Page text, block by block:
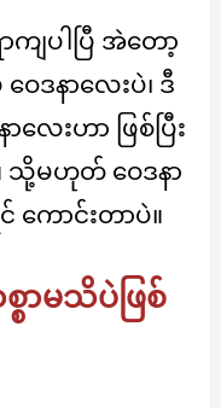
ာကျပါပြီ အဲတော့
ေဒနာလေးပဲ၊ ဒီ
ေးဟာ ဖြစ်ပြီး
သို့မဟုတ် ဝေဒနာ
ကောင်းတာပဲ။
ာမသိပဲဖြစ်